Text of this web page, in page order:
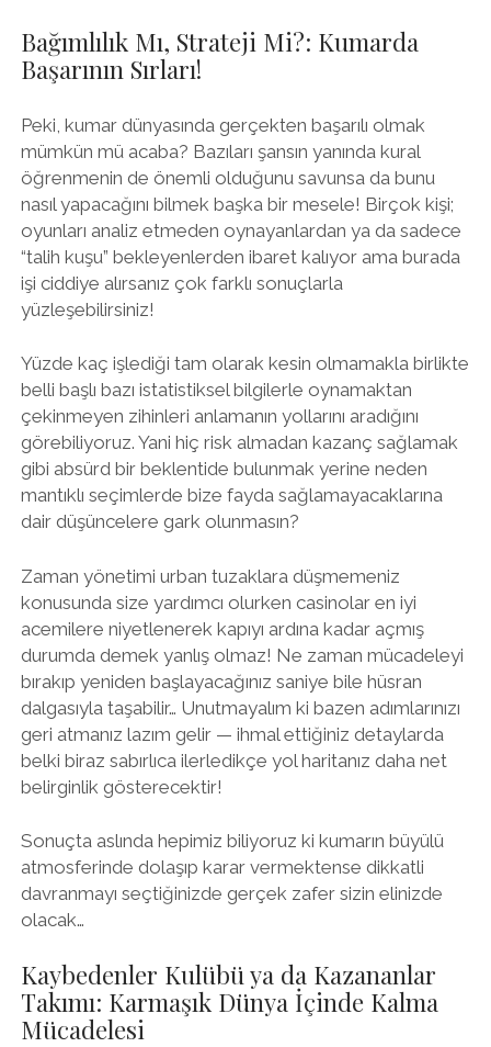
Bağımlılık Mı, Strateji Mi?: Kumarda
Başarının Sırları!
Peki, kumar dünyasında gerçekten başarılı olmak
mümkün mü acaba? Bazıları şansın yanında kural
öğrenmenin de önemli olduğunu savunsa da bunu
nasıl yapacağını bilmek başka bir mesele! Birçok kişi;
oyunları analiz etmeden oynayanlardan ya da sadece
“talih kuşu” bekleyenlerden ibaret kalıyor ama burada
işi ciddiye alırsanız çok farklı sonuçlarla
yüzleşebilirsiniz!
Yüzde kaç işlediği tam olarak kesin olmamakla birlikte
belli başlı bazı istatistiksel bilgilerle oynamaktan
çekinmeyen zihinleri anlamanın yollarını aradığını
görebiliyoruz. Yani hiç risk almadan kazanç sağlamak
gibi absürd bir beklentide bulunmak yerine neden
mantıklı seçimlerde bize fayda sağlamayacaklarına
dair düşüncelere gark olunmasın?
Zaman yönetimi urban tuzaklara düşmemeniz
konusunda size yardımcı olurken casinolar en iyi
acemilere niyetlenerek kapıyı ardına kadar açmış
durumda demek yanlış olmaz! Ne zaman mücadeleyi
bırakıp yeniden başlayacağınız saniye bile hüsran
dalgasıyla taşabilir… Unutmayalım ki bazen adımlarınızı
geri atmanız lazım gelir — ihmal ettiğiniz detaylarda
belki biraz sabırlıca ilerledikçe yol haritanız daha net
belirginlik gösterecektir!
Sonuçta aslında hepimiz biliyoruz ki kumarın büyülü
atmosferinde dolaşıp karar vermektense dikkatli
davranmayı seçtiğinizde gerçek zafer sizin elinizde
olacak…
Kaybedenler Kulübü ya da Kazananlar
Takımı: Karmaşık Dünya İçinde Kalma
Mücadelesi